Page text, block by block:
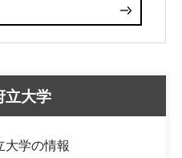
立大学
大学の情報